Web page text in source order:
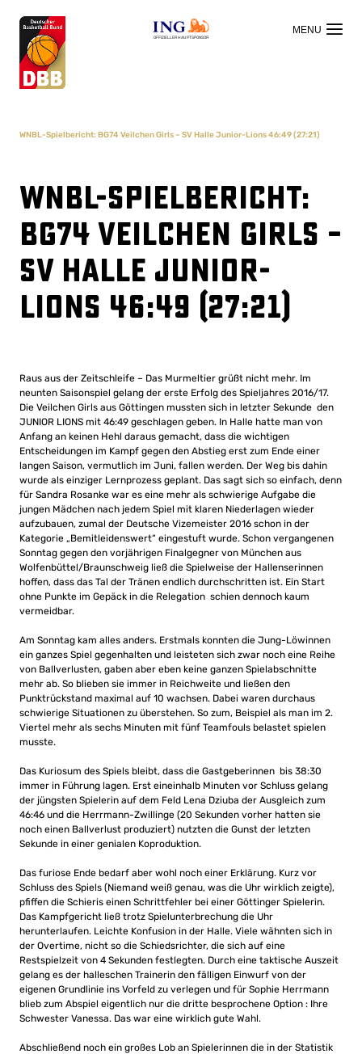
OFFIZIELLER HAUPTSPONSOR
WNBL-Spielbericht: BG74 Veilchen Girls – SV Halle Junior-Lions 46:49 (27:21)
WNBL-Spielbericht:
BG74 Veilchen Girls –
SV Halle Junior-
Lions 46:49 (27:21)
Raus aus der Zeitschleife – Das Murmeltier grüßt nicht mehr. Im
neunten Saisonspiel gelang der erste Erfolg des Spieljahres 2016/17.
Die Veilchen Girls aus Göttingen mussten sich in letzter Sekunde den
JUNIOR LIONS mit 46:49 geschlagen geben. In Halle hatte man von
Anfang an keinen Hehl daraus gemacht, dass die wichtigen
Entscheidungen im Kampf gegen den Abstieg erst zum Ende einer
langen Saison, vermutlich im Juni, fallen werden. Der Weg bis dahin
wurde als einziger Lernprozess geplant. Das sagt sich so einfach, denn
für Sandra Rosanke war es eine mehr als schwierige Aufgabe die
jungen Mädchen nach jedem Spiel mit klaren Niederlagen wieder
aufzubauen, zumal der Deutsche Vizemeister 2016 schon in der
Kategorie „Bemitleidenswert“ eingestuft wurde. Schon vergangenen
Sonntag gegen den vorjährigen Finalgegner von München aus
Wolfenbüttel/Braunschweig ließ die Spielweise der Hallenserinnen
hoffen, dass das Tal der Tränen endlich durchschritten ist. Ein Start
ohne Punkte im Gepäck in die Relegation schien dennoch kaum
vermeidbar.
Am Sonntag kam alles anders. Erstmals konnten die Jung-Löwinnen
ein ganzes Spiel gegenhalten und leisteten sich zwar noch eine Reihe
von Ballverlusten, gaben aber eben keine ganzen Spielabschnitte
mehr ab. So blieben sie immer in Reichweite und ließen den
Punktrückstand maximal auf 10 wachsen. Dabei waren durchaus
schwierige Situationen zu überstehen. So zum, Beispiel als man im 2.
Viertel mehr als sechs Minuten mit fünf Teamfouls belastet spielen
musste.
Das Kuriosum des Spiels bleibt, dass die Gastgeberinnen bis 38:30
immer in Führung lagen. Erst eineinhalb Minuten vor Schluss gelang
der jüngsten Spielerin auf dem Feld Lena Dziuba der Ausgleich zum
46:46 und die Herrmann-Zwillinge (20 Sekunden vorher hatten sie
noch einen Ballverlust produziert) nutzten die Gunst der letzten
Sekunde in einer genialen Koproduktion.
Das furiose Ende bedarf aber wohl noch einer Erklärung. Kurz vor
Schluss des Spiels (Niemand weiß genau, was die Uhr wirklich zeigte),
pfiffen die Schieris einen Schrittfehler bei einer Göttinger Spielerin.
Das Kampfgericht ließ trotz Spielunterbrechung die Uhr
herunterlaufen. Leichte Konfusion in der Halle. Viele wähnten sich in
der Overtime, nicht so die Schiedsrichter, die sich auf eine
Restspielzeit von 4 Sekunden festlegten. Durch eine taktische Auszeit
gelang es der halleschen Trainerin den fälligen Einwurf von der
eigenen Grundlinie ins Vorfeld zu verlegen und für Sophie Herrmann
blieb zum Abspiel eigentlich nur die dritte besprochene Option : Ihre
Schwester Vanessa. Das war eine wirklich gute Wahl.
Abschließend noch ein großes Lob an Spielerinnen die in der Statistik